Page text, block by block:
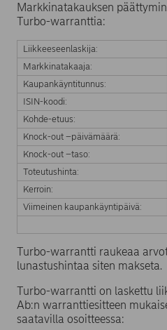
Markkinatakauksen
Turbo-warranttia:
Liikkeeseenlaskija:
Markkinatakaaja:
Kaupankäyntitunnus:
ISIN-koodi:
Kohde-etuus:
Knock-out –päivämäärä:
Knock-out –taso:
Toteutushinta:
Kerroin:
Viimeinen kaupankäyntipäivä:
Turbo-warrantti raukeaa
lunastushintaa siten makseta.
Turbo-warrantti on laskettu
Ab:n warranttiesitteen
saatavilla osoitteessa: